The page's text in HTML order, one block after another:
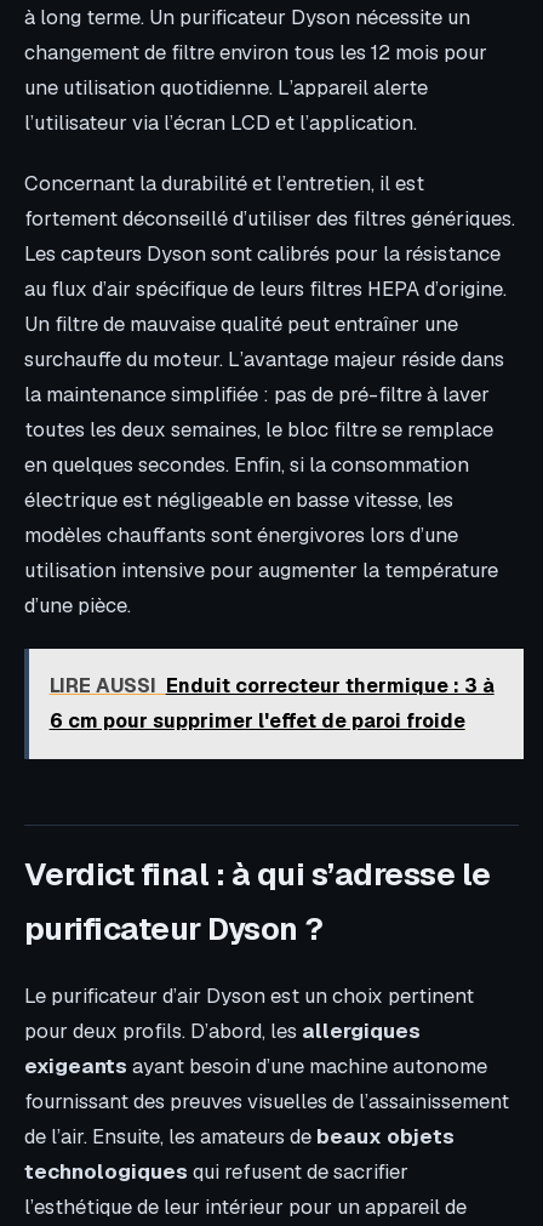
à long terme. Un purificateur Dyson nécessite un
changement de filtre environ tous les 12 mois pour
une utilisation quotidienne. L’appareil alerte
l’utilisateur via l’écran LCD et l’application.
Concernant la durabilité et l’entretien, il est
fortement déconseillé d’utiliser des filtres génériques.
Les capteurs Dyson sont calibrés pour la résistance
au flux d’air spécifique de leurs filtres HEPA d’origine.
Un filtre de mauvaise qualité peut entraîner une
surchauffe du moteur. L’avantage majeur réside dans
la maintenance simplifiée : pas de pré-filtre à laver
toutes les deux semaines, le bloc filtre se remplace
en quelques secondes. Enfin, si la consommation
électrique est négligeable en basse vitesse, les
modèles chauffants sont énergivores lors d’une
utilisation intensive pour augmenter la température
d’une pièce.
LIRE AUSSI Enduit correcteur thermique : 3 à
6 cm pour supprimer l'effet de paroi froide
Verdict final : à qui s’adresse le
purificateur Dyson ?
Le purificateur d’air Dyson est un choix pertinent
pour deux profils. D’abord, les allergiques
exigeants ayant besoin d’une machine autonome
fournissant des preuves visuelles de l’assainissement
de l’air. Ensuite, les amateurs de beaux objets
technologiques qui refusent de sacrifier
l’esthétique de leur intérieur pour un appareil de